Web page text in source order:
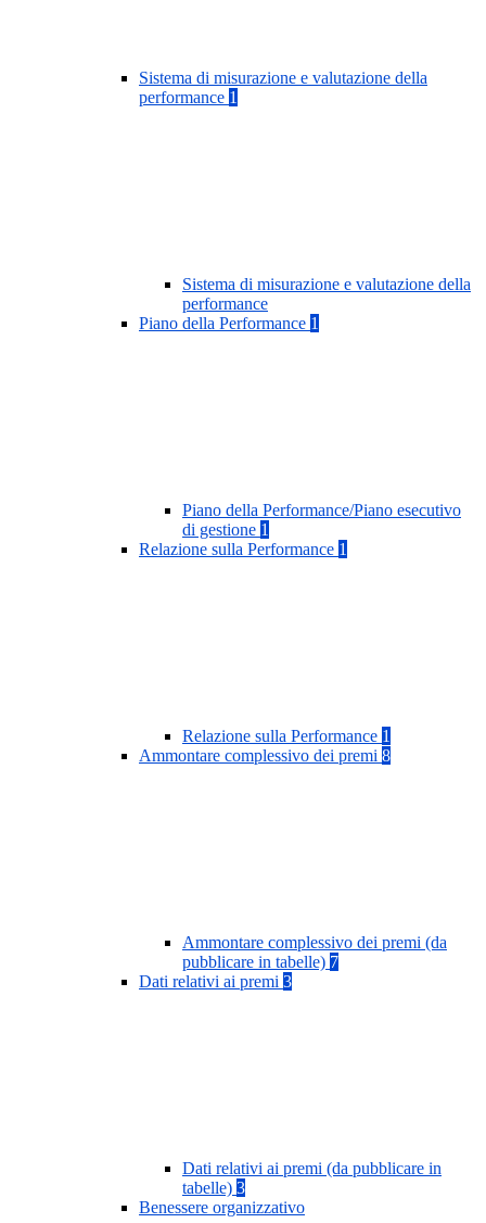
Sistema di misurazione e valutazione della
performance 1
Sistema di misurazione e valutazione della
performance
Piano della Performance 1
Piano della Performance/Piano esecutivo
di gestione 1
Relazione sulla Performance 1
Relazione sulla Performance 1
Ammontare complessivo dei premi 8
Ammontare complessivo dei premi (da
pubblicare in tabelle) 7
Dati relativi ai premi 3
Dati relativi ai premi (da pubblicare in
tabelle) 3
Benessere organizzativo